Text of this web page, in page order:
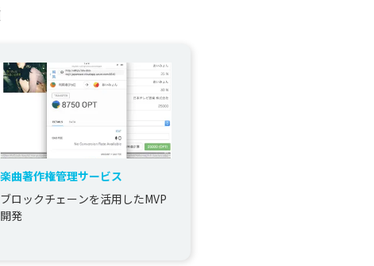
楽曲著作権管理サービス
ブロックチェーンを活用したMVP
開発